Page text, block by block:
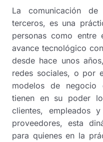
La comunicación
terceros, es una
personas como
avance tecnológico
desde hace unos
redes sociales, o por
modelos de negocio
tienen en su poder
clientes, empleados
proveedores, esta
para quienes en la